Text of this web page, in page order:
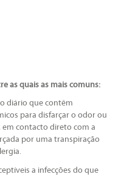
as quais as mais comuns:
diário que contêm
para disfarçar o odor ou
em contacto direto com a
por uma transpiração
a infecções do que